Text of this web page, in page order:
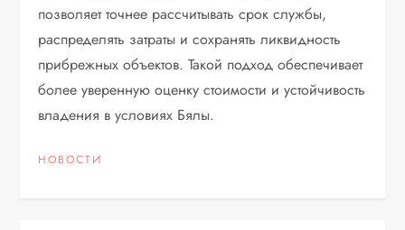
позволяет точнее рассчитывать срок службы,
распределять затраты и сохранять ликвидность
прибрежных объектов. Такой подход обеспечивает
более уверенную оценку стоимости и устойчивость
владения в условиях Бялы.
НОВОСТИ